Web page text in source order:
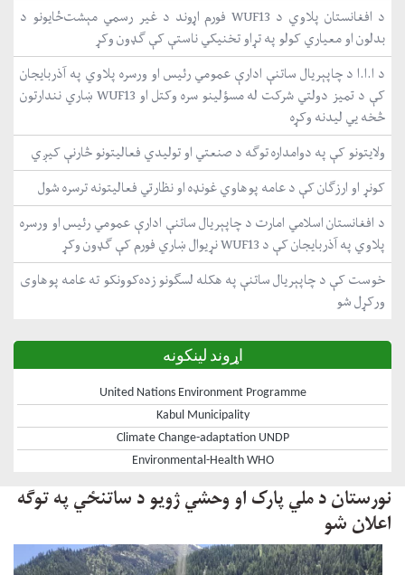
د افغانستان پلاوي د WUF13 فورم اړوند د غیر رسمي مېشت‌ځایونو د
بدلون او معیاري کولو په تړاو تخنیکي ناستې کې ګډون وکړ
د ا.ا.ا د چاپېریال ساتنې ادارې عمومي رئیس او ورسره پلاوي په آذربایجان
کې د تمیز دولتي شرکت له مسؤلینو سره وکتل او WUF13 ښاري نندارتون
څخه یي لیدنه وکړه
ولایتونو کې په دوامداره توګه د صنعتي او تولیدي فعالیتونو څارنې کیږي
کونړ او ارزګان کې د عامه پوهاوي غونډه او نظارتي فعالیتونه ترسره شول
د افغانستان اسلامي امارت د چاپېریال ساتنې ادارې عمومي رئیس او ورسره
پلاوي په آذربایجان کې د WUF13 نړیوال ښاري فورم کې ګډون وکړ
خوست کې د چاپېریال ساتنې په هکله لسګونو زده‌کوونکو ته عامه پوهاوی
ورکړل شو
اړوند لینکونه
United Nations Environment Programme
Kabul Municipality
Climate Change-adaptation UNDP
Environmental-Health WHO
نورستان د ملي پارک او وحشي ژویو د ساتنځي په توګه
اعلان شو